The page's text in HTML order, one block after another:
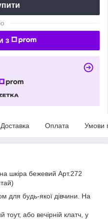
з
Доставка Оплата Умови
шкіра бежевий Арт.272
для будь-якої дівчини. На
тоут, або вечірній клатч, у